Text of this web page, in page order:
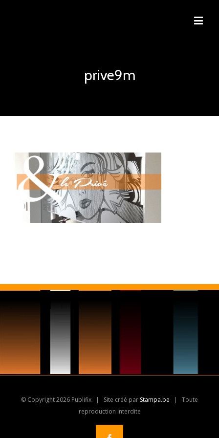
prive9m
© Copyright2026 Publifix | Site créé par Stampa.be | Toute
reproduction interdite